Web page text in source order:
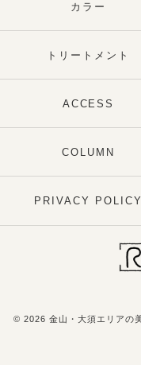
カラー
トリートメント
ACCESS
COLUMN
PRIVACY POLICY
© 2026 金山・大須エリアの